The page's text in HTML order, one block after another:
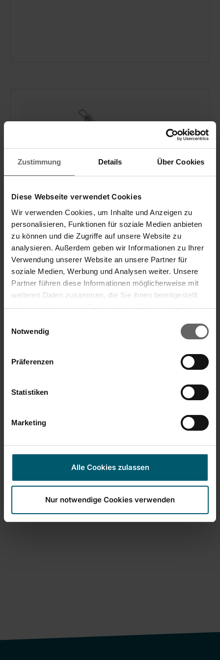
Zustimmung Details Über Cookies
Diese Webseite verwendet Cookies
Wir verwenden Cookies, um Inhalte und Anzeigen zu
personalisieren, Funktionen für soziale Medien anbieten
zu können und die Zugriffe auf unsere Website zu
analysieren. Außerdem geben wir Informationen zu Ihrer
Verwendung unserer Website an unsere Partner für
soziale Medien, Werbung und Analysen weiter. Unsere
Partner führen diese Informationen möglicherweise mit
weiteren Daten zusammen, die Sie ihnen bereitgestellt
haben oder die sie im Rahmen Ihrer Nutzung der Dienste
Cookies, wenn Sie unsere Webseite weiterhin nutzen.
Notwendig
Präferenzen
Statistiken
Marketing
Alle Cookies zulassen
Nur notwendige Cookies verwenden
Y-dunschiller ProLine